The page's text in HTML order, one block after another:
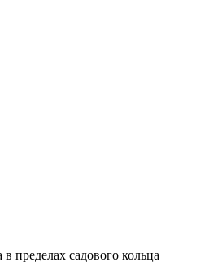
пределах садового кольца